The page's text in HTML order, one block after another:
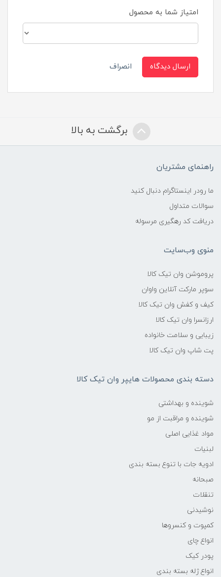
امتیاز شما به محصول
ارسال دیدگاه انصراف
برگشت به بالا
راهنمای مشتریان
ما رودر اینستاگرام دنبال کنید
سوالات متداول
دریافت کد رهگیری مرسوله
منوی وب‌سایت
پروموشن وان تیک کالا
سوپر مارکت آنلاین واوان
کیف و کفش وان تیک کالا
ارزانسرا وان تیک کالا
زیبایی و سلامت خانواده
پت شاپ وان تیک کالا
دسته بندی محصولات هایپر وان تیک کالا
شوینده و بهداشتی
شوینده و مراقبت از مو
مواد غذایی اصلی
لبنیات
ادویه جات با تنوع بسته بندی
صبحانه
تنقلات
نوشیدنی
کمپوت و کنسروها
انواع چای
پودر کیک
انواع ژله بسته بندی